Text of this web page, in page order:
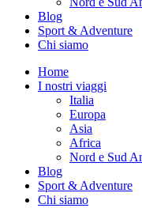
Blog
Sport & Adventure
Chi siamo
Home
I nostri viaggi
Italia
Europa
Asia
Africa
Nord e Sud
Blog
Sport & Adventure
Chi siamo